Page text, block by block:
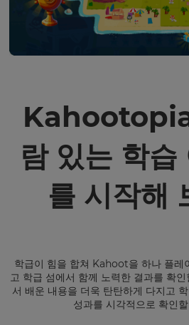
람 있는 학습
를 시작해
학급이 힘을 합쳐 Kahoot을 하나 플레
고 학급 섬에서 함께 노력한 결과를 확
서 배운 내용을 더욱 탄탄하게 다지고
성과를 시각적으로 확인